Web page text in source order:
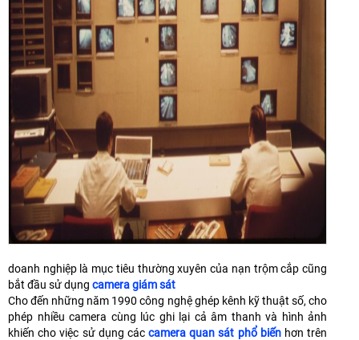
doanh nghiệp là mục tiêu thường xuyên của nạn trộm cắp cũng
bắt đầu sử dụng camera giám sát
Cho đến những năm 1990 công nghệ ghép kênh kỹ thuật số, cho
phép nhiều camera cùng lúc ghi lại cả âm thanh và hình ảnh
khiến cho việc sử dụng các camera quan sát phổ biếnhơn trên